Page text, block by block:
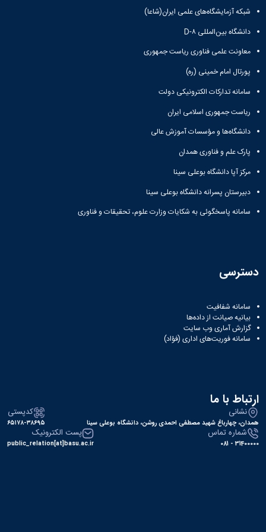
اجتماعی
مدیر
حمایت
و
پشتیبانی
فرهنگی
و
نمودار
سامانی
معاونت
با
ما
نشانی
و
ها
نام
های
علمی
کسب
شده
تشکلهای
اسلامی
معرفی
کارشناسان
لیست
تشکل
های
آئین
نامه
ها
نام
افتخارات
شده
کانونهای
فرهنگی
لیست
کانون
های
فعال
آئین
بوعلی
سینا
جشنواره
فرهنگی
و
هنری
کرونا
فرصتی
برای
همدلی"
فرم
های
ثبت
آنلاین
تورهای
زیارتی
ثبت
نام
انتخابات
انجمن
های
علمی
ثبت
نام
آنلاین
انتخابات
کانون
اخبار
های
اسلامی
کانون
های
فرهنگی
و
گالری
تصاویر
مراسم
جشن
جدیدالورود
مراسم
جشن
جشن
اعیاد
بایگانی
سال
1401
سال
سال
1398
شبکه آزمایشگاه‌های علمی ایران(شاعا)
دانشگاه بین‌المللی D-۸
معاونت علمی فناوری ریاست جمهوری
پورتال امام خمینی (ره)
سامانه تدارکات الکترونیکی دولت
ریاست جمهوری اسلامی ایران
دانشگاه‌ها و مؤسسات آموزش عالی
پارک علم و فناوری همدان
مرکز آپا دانشگاه بوعلی سینا
دبیرستان پسرانه دانشگاه بوعلی سینا
سامانه پاسخگوئی به شکایات وزارت علوم، تحقیقات و فناوری
دسترسی
سامانه شفافیت
بیانیه صیانت از داده‌ها
گزارش آماری وب‌ سایت
سامانه فوریت‌های اداری (فؤاد)
ارتباط با ما
نشانی
همدان، چهارباغ شهید مصطفی احمدی روشن، دانشگاه بوعلی سینا
کدپستی
۶۵۱۷۸-۳۸۶۹۵
شماره تماس
31400000 - 081
پست الکترونیک
public_relation[at]basu.ac.ir